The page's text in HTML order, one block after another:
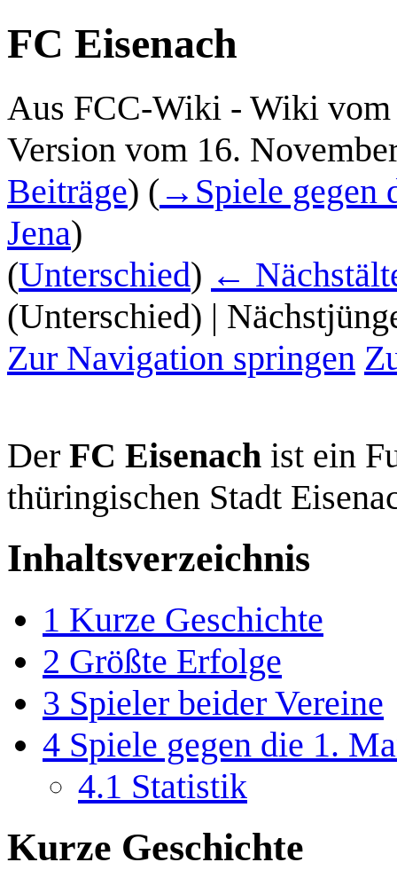
FC Eisenach
Aus FCC-Wiki - Wiki vom
Version vom 16.
Beiträge) ( → Spiele gegen
Jena)
(Unterschied) ←
(Unterschied) |
Zur Navigation springen
Der FC Eisenach ist ein
thüringischen Stadt
Inhaltsverzeichnis
1 Kurze Geschichte
2 Größte Erfolge
3 Spieler beider Vereine
4 Spiele gegen die 1.
4.1 Statistik
Kurze Geschichte